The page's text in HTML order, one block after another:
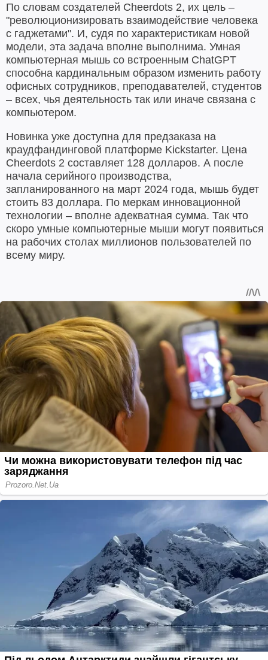
По словам создателей Cheerdots 2, их цель –
"революционизировать взаимодействие человека
с гаджетами". И, судя по характеристикам новой
модели, эта задача вполне выполнима. Умная
компьютерная мышь со встроенным ChatGPT
способна кардинальным образом изменить работу
офисных сотрудников, преподавателей, студентов
– всех, чья деятельность так или иначе связана с
компьютером.
Новинка уже доступна для предзаказа на
краудфандинговой платформе Kickstarter. Цена
Cheerdots 2 составляет 128 долларов. А после
начала серийного производства,
запланированного на март 2024 года, мышь будет
стоить 83 доллара. По меркам инновационной
технологии – вполне адекватная сумма. Так что
скоро умные компьютерные мыши могут появиться
на рабочих столах миллионов пользователей по
всему миру.